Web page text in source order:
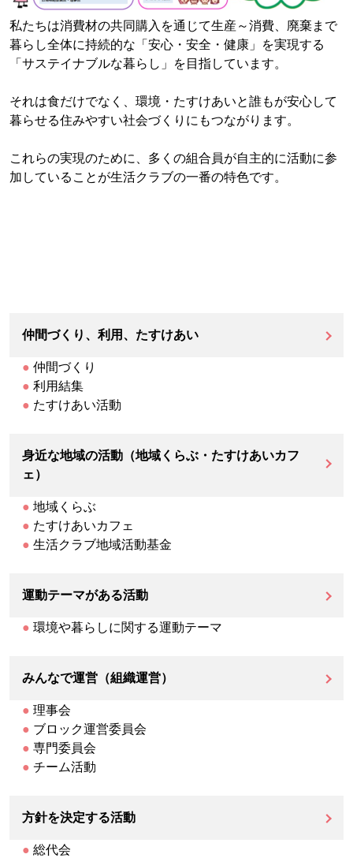
私たちは消費材の共同購入を通じて生産～消費、廃棄まで
暮らし全体に持続的な「安心・安全・健康」を実現する
「サステイナブルな暮らし」を目指しています。
それは食だけでなく、環境・たすけあいと誰もが安心して
暮らせる住みやすい社会づくりにもつながります。
これらの実現のために、多くの組合員が自主的に活動に参
加していることが生活クラブの一番の特色です。
仲間づくり、利用、たすけあい
● 仲間づくり
● 利用結集
● たすけあい活動
身近な地域の活動（地域くらぶ・たすけあいカフ
ェ）
● 地域くらぶ
● たすけあいカフェ
● 生活クラブ地域活動基金
運動テーマがある活動
● 環境や暮らしに関する運動テーマ
みんなで運営（組織運営）
● 理事会
● ブロック運営委員会
● 専門委員会
● チーム活動
方針を決定する活動
● 総代会